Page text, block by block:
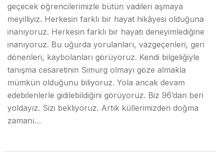
geçecek öğrencilerimizle bütün vadileri aşmaya
meyilliyiz. Herkesin farklı bir hayat hikâyesi olduğuna
inanıyoruz. Herkesin farklı bir hayatı deneyimlediğine
inanıyoruz. Bu uğurda yorulanları, vazgeçenleri, geri
dönenleri, kaybolanları görüyoruz. Kendi bilgeliğiyle
tanışma cesaretinin Simurg olmayı göze almakla
mümkün olduğunu biliyoruz. Yola ancak devam
edebilenlerle gidilebildiğini görüyoruz. Biz 96’dan beri
yoldayız. Sizi bekliyoruz. Artık küllerimizden doğma
zamanı…